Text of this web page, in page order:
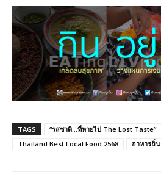
TAGS
“รสชาติ…ที่หายไป The Lost Taste”
Thailand Best Local Food 2568
อาหารถิ่น